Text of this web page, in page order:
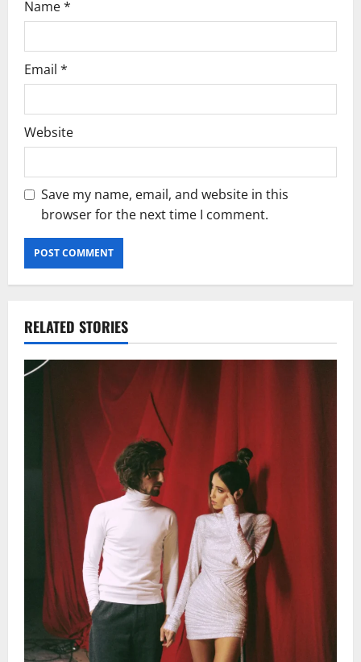
Name*
Email *
Website
Save my name, email, and website in this
browser for the next time I comment.
RELATED STORIES